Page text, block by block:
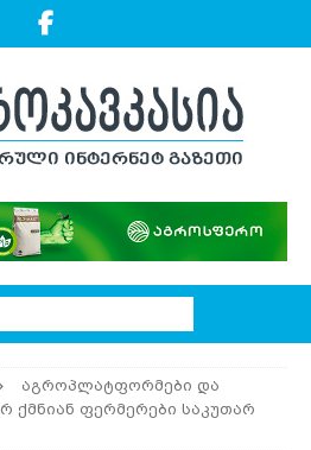
აგროპლატფორმები და
ქმნიან ფერმერები საკუთარ